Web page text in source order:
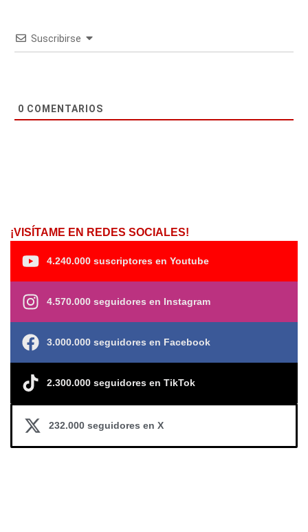
Suscribirse
0 COMENTARIOS
¡VISÍTAME EN REDES SOCIALES!
4.240.000 suscriptores en Youtube
4.570.000 seguidores en Instagram
3.000.000 seguidores en Facebook
2.300.000 seguidores en TikTok
232.000 seguidores en X